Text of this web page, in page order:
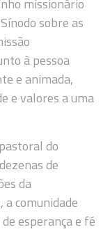
missionário
sobre as
à pessoa
e animada,
e valores a uma
do
de
da
a comunidade
esperança e fé